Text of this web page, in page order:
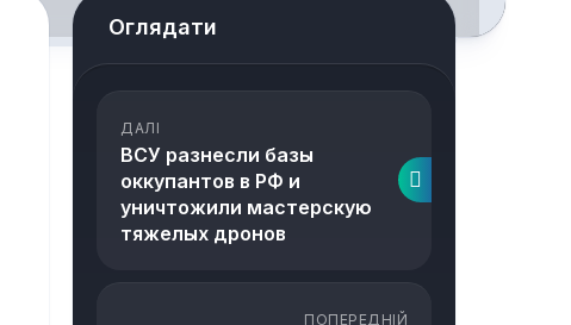
Оглядати
ДАЛІ
ВСУ разнесли базы
оккупантов в РФ и
уничтожили мастерскую
тяжелых дронов
ПОПЕРЕДНІЙ